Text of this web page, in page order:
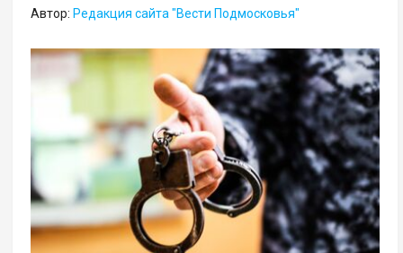
Автор: Редакция сайта "Вести Подмосковья"